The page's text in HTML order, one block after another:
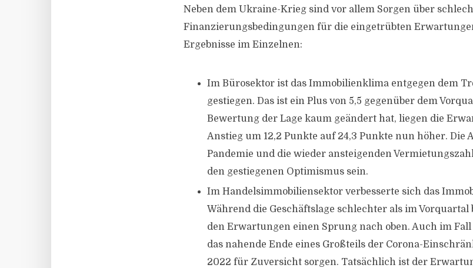
Neben dem Ukraine-Krieg sind vor allem Sorgen über
Finanzierungsbedingungen für die eingetrübten
Ergebnisse im Einzelnen:
Im Bürosektor ist das Immobilienklima entgegen dem
gestiegen. Das ist ein Plus von 5,5 gegenüber dem
Bewertung der Lage kaum geändert hat, liegen die
Anstieg um 12,2 Punkte auf 24,3 Punkte nun höher. Die
Pandemie und die wieder ansteigenden
den gestiegenen Optimismus sein.
Im Handelsimmobiliensektor verbesserte sich das
Während die Geschäftslage schlechter als im Vorquartal
den Erwartungen einen Sprung nach oben. Auch im
das nahende Ende eines Großteils der Corona-
2022 für Zuversicht sorgen. Tatsächlich ist der